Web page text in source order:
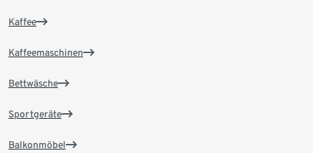
Kaffee
Kaffeemaschinen
Bettwäsche
Sportgeräte
Balkonmöbel